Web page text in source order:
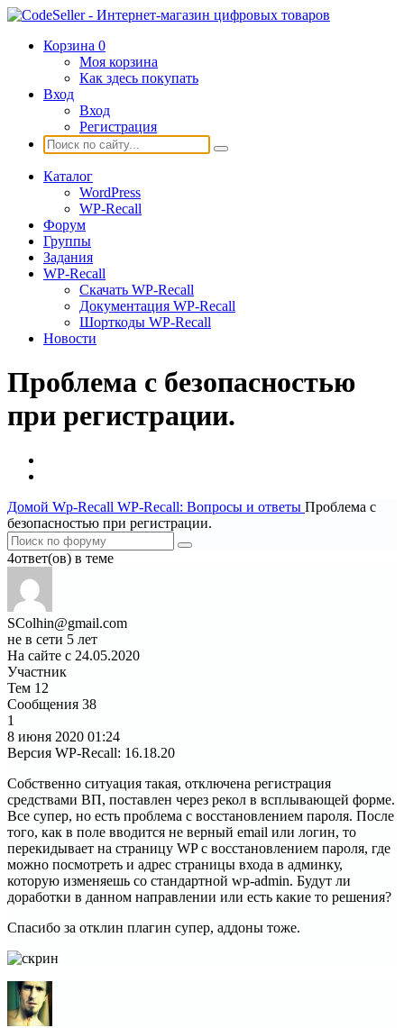
Корзина 0
Моя корзина
Как здесь покупать
Вход
Вход
Регистрация
Каталог
WordPress
WP-Recall
Форум
Группы
Задания
WP-Recall
Скачать WP-Recall
Документация WP-Recall
Шорткоды WP-Recall
Новости
Проблема с безопасностью
при регистрации.
Домой Wp-Recall WP-Recall: Вопросы и ответы Проблема с
безопасностью при регистрации.
4ответ(ов) в теме
SColhin@gmail.com
не в сети 5 лет
На сайте с 24.05.2020
Участник
Тем 12
Сообщения 38
1
8 июня 2020 01:24
Версия WP-Recall: 16.18.20
Собственно ситуация такая, отключена регистрация
средствами ВП, поставлен через рекол в всплывающей форме.
Все супер, но есть проблема с восстановлением пароля. После
того, как в поле вводится не верный email или логин, то
перекидывает на страницу WP с восстановлением пароля, где
можно посмотреть и адрес страницы входа в админку,
которую изменяешь со стандартной wp-admin. Будут ли
доработки в данном направлении или есть какие то решения?
Спасибо за отклин плагин супер, аддоны тоже.